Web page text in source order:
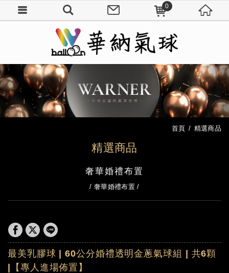
精選商品
首頁 精選商品
奢華婚禮布置
奢華婚禮布置
最美乳膠球 | 60公分婚禮透明金蔥氣球組 | 共6顆
|【專人進場佈置】
0